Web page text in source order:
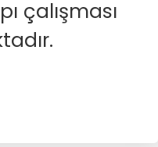
çalışması